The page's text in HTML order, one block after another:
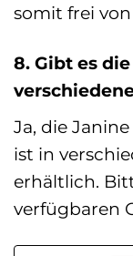
somit frei
8. Gibt es
Ja, die
ist in
erhältlich.
verfügbaren